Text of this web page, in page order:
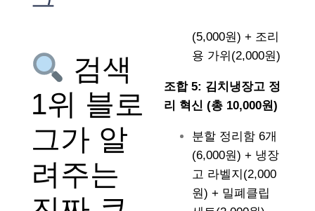
검색
1위 블로
그가 알
려주는
(5,000원) + 조리
용 가위(2,000원)
조합 5: 김치냉장고 정
리 혁신 (총 10,000원)
분할 정리함 6개
(6,000원) + 냉장
고 라벨지(2,000
원) + 밀폐클립